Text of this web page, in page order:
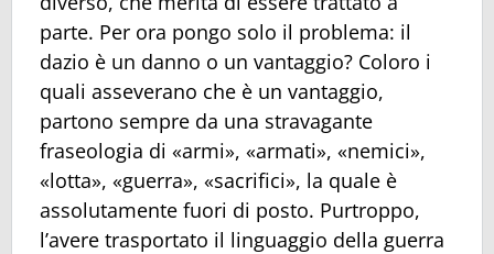
parte. Per ora pongo solo il problema: il
dazio è un danno o un vantaggio? Coloro i
quali asseverano che è un vantaggio,
partono sempre da una stravagante
fraseologia di «armi», «armati», «nemici»,
«lotta», «guerra», «sacrifici», la quale è
assolutamente fuori di posto. Purtroppo,
l’avere trasportato il linguaggio della guerra